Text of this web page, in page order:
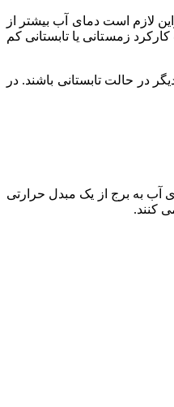
لازم است دمای آب بیشتر از
زمستانی یا تابستانی کم
در حالت تابستانی باشند. در
آب به برج از یک مبدل حرارتی
کنند.